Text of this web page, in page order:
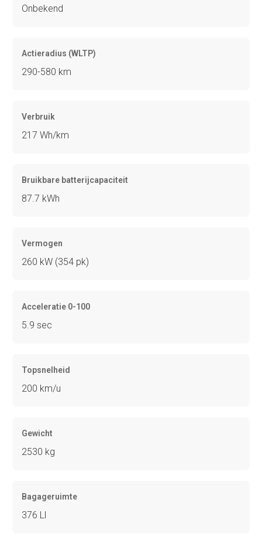
Onbekend
Actieradius (WLTP)
290-580 km
Verbruik
217 Wh/km
Bruikbare batterijcapaciteit
87.7 kWh
Vermogen
260 kW (354 pk)
Acceleratie 0-100
5.9 sec
Topsnelheid
200 km/u
Gewicht
2530 kg
Bagageruimte
376 Ll